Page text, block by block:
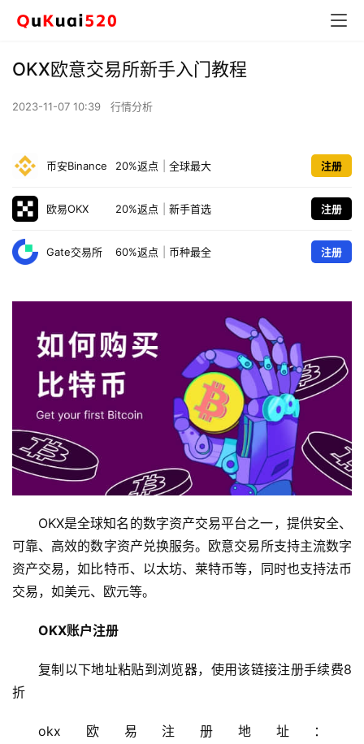
OKX欧意交易所新手入门教程
2023-11-07 10:39 行情分析
币安Binance 20%返点 全球最大 注册
欧易OKX 20%返点 新手首选 注册
Gate交易所 60%返点 币种最全 注册
OKX是全球知名的数字资产交易平台之一，提供安全、
可靠、高效的数字资产兑换服务。欧意交易所支持主流数字
资产交易，如比特币、以太坊、莱特币等，同时也支持法币
交易，如美元、欧元等。
OKX账户注册
复制以下地址粘贴到浏览器，使用该链接注册手续费8
折
okx欧易注册地址：